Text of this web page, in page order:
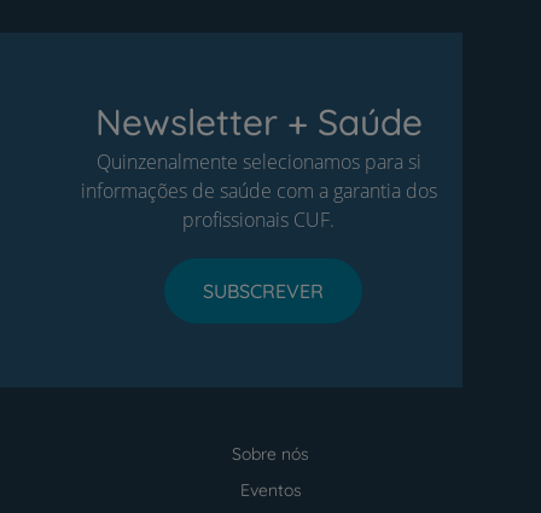
Newsletter + Saúde
Quinzenalmente selecionamos para si
informações de saúde com a garantia dos
profissionais CUF.
SUBSCREVER
Sobre nós
Eventos